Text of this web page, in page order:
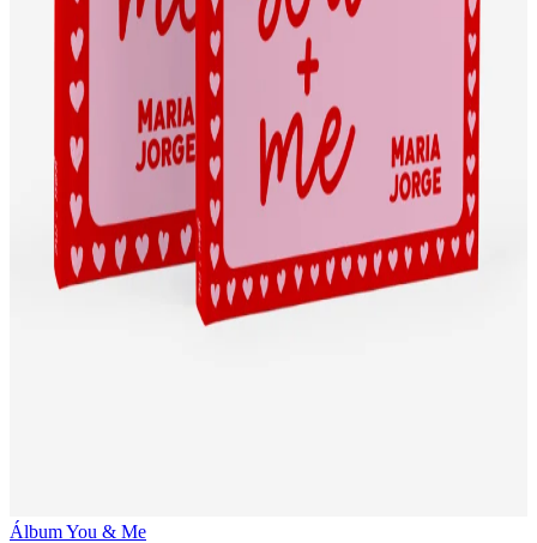
Álbum You & Me